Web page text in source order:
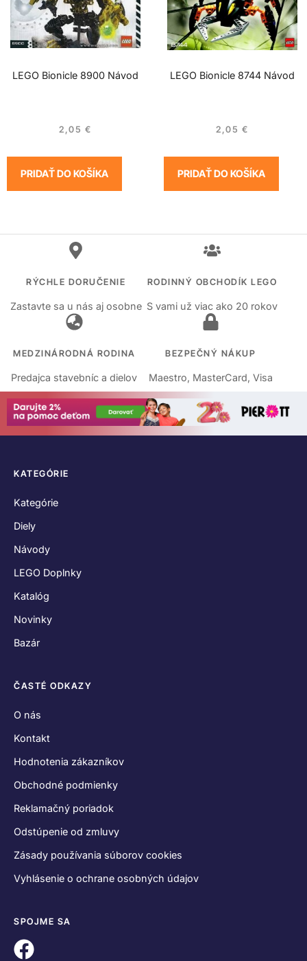
LEGO Bionicle 8900 Návod
2,05 €
PRIDAŤ DO KOŠÍKA
LEGO Bionicle 8744 Návod
2,05 €
PRIDAŤ DO KOŠÍKA
RÝCHLE DORUČENIE
Zastavte sa u nás aj osobne
RODINNÝ OBCHODÍK LEGO
S vami už viac ako 20 rokov
MEDZINÁRODNÁ RODINA
Predajca stavebníc a dielov
BEZPEČNÝ NÁKUP
Maestro, MasterCard, Visa
KATEGÓRIE
Kategórie
Diely
Návody
LEGO Doplnky
Katalóg
Novinky
Bazár
ČASTÉ ODKAZY
O nás
Kontakt
Hodnotenia zákazníkov
Obchodné podmienky
Reklamačný poriadok
Odstúpenie od zmluvy
Zásady používania súborov cookies
Vyhlásenie o ochrane osobných údajov
SPOJME SA